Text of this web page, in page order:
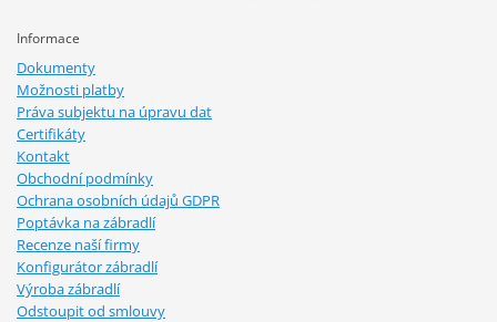
Informace
Dokumenty
Možnosti platby
Práva subjektu na úpravu dat
Certifikáty
Kontakt
Obchodní podmínky
Ochrana osobních údajů GDPR
Poptávka na zábradlí
Recenze naší firmy
Konfigurátor zábradlí
Výroba zábradlí
Odstoupit od smlouvy